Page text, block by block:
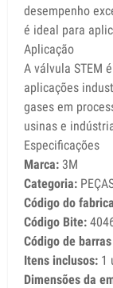
desempenho
é ideal para
Aplicação
A válvula STEM
aplicações
gases em
usinas e
Especificações
Marca: 3M
Categoria:
Código do
Código Bite:
Código de
Itens inclusos: 1
Dimensões da